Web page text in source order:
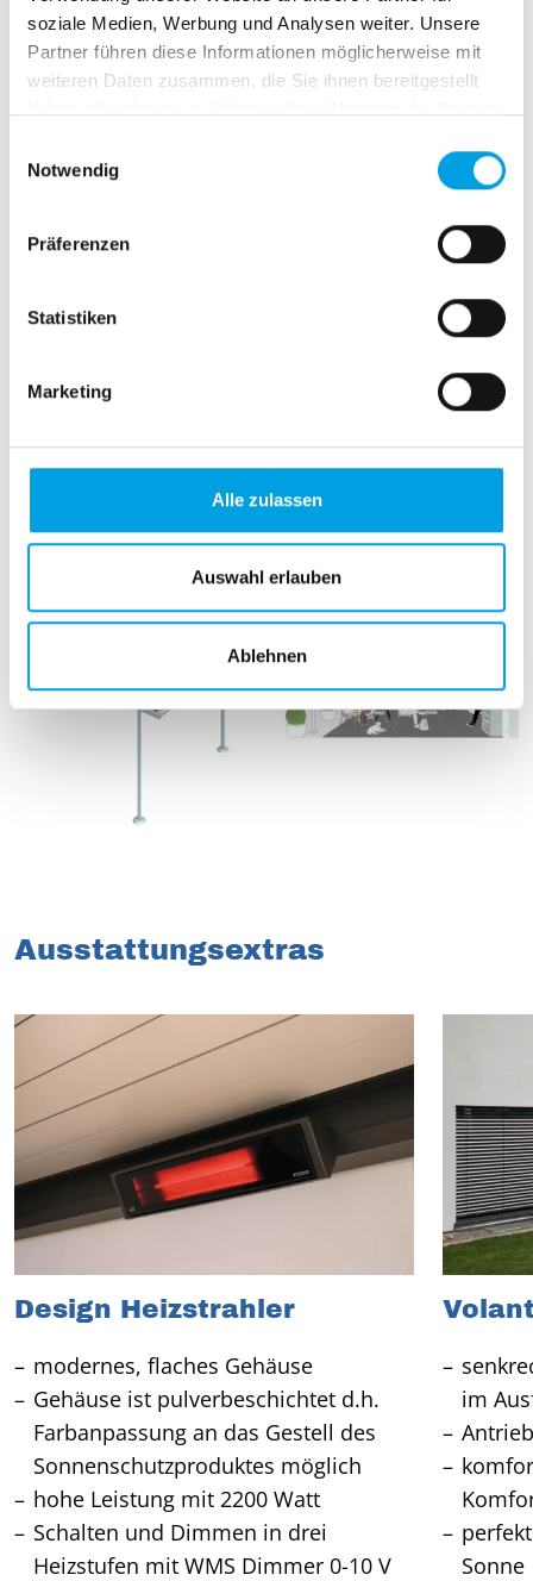
soziale Medien, Werbung und Analysen weiter. Unsere
Partner führen diese Informationen möglicherweise mit
weiteren Daten zusammen, die Sie ihnen bereitgestellt
Notwendig
Präferenzen
Statistiken
Marketing
Alle zulassen
Auswahl erlauben
Ablehnen
Details und Varianten
Ausstattungsextras
Design Heizstrahler
modernes, flaches Gehäuse
Gehäuse ist pulverbeschichtet d.h.
Farbanpassung an das Gestell des
Sonnenschutzproduktes möglich
hohe Leistung mit 2200 Watt
Schalten und Dimmen in drei
Heizstufen mit WMS Dimmer 0-10 V
im
Sonne